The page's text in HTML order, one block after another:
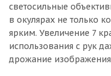
светосильные
в окулярах не только
ярким. Увеличение 7
использования с рук
дрожание